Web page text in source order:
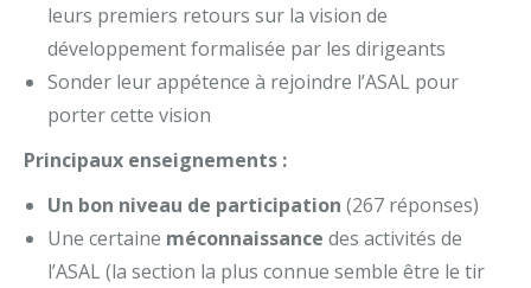
leurs premiers retours sur la vision de
développement formalisée par les dirigeants
Sonder leur appétence à rejoindre l’ASAL pour
porter cette vision
Principaux enseignements :
Un bon niveau de participation (267 réponses)
Une certaine méconnaissance des activités de
l’ASAL (la section la plus connue semble être le tir